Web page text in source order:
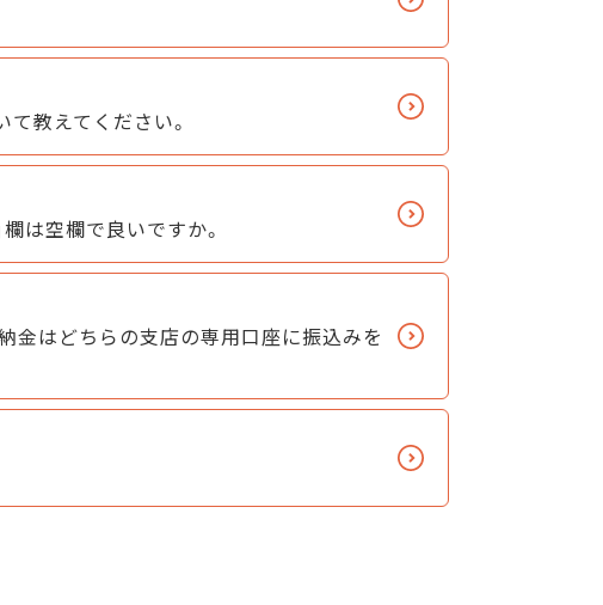
教えてください。
は空欄で良いですか。
金はどちらの支店の専用口座に振込みを